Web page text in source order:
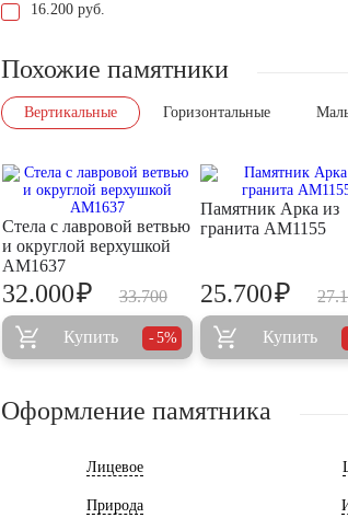
16.200 руб.
Похожие памятники
Вертикальные Горизонтальные
Стела с лавровой ветвью
и округлой верхушкой
AM1637
33.700
32.000₽
Купить 5%
Памятник Арка из
гранита AM1155
25.700₽
Купить
Оформление памятника
Лицевое
Природа